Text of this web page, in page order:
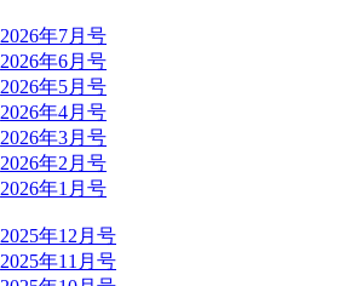
2026年7月号
2026年6月号
2026年5月号
2026年4月号
2026年3月号
2026年2月号
2026年1月号
2025年12月号
2025年11月号